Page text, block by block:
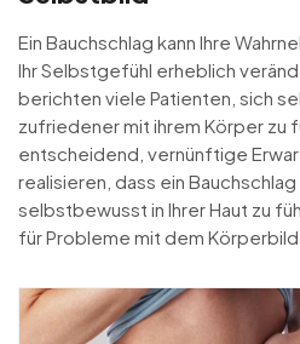
Ein Bauchschlag kann Ihre
Ihr Selbstgefühl erheblich
berichten viele Patienten, sich
zufriedener mit ihrem Körper zu
entscheidend, vernünftige
realisieren, dass ein
selbstbewusst in Ihrer Haut zu
für Probleme mit dem Körperbild.